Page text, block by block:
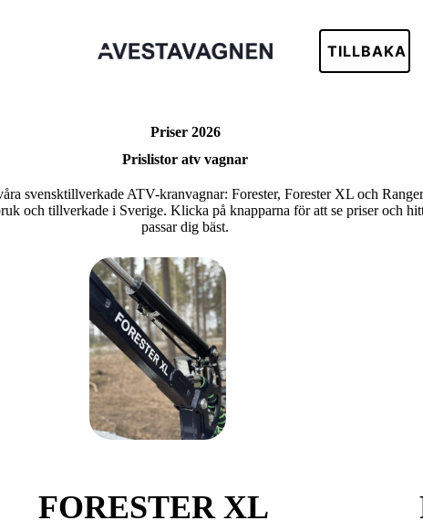
TILLBAKA
Priser 2026
Prislistor atv vagnar
svensktillverkade ATV-kranvagnar: Forester, Forester XL och
och tillverkade i Sverige. Klicka på knapparna för att se priser och
passar dig bäst.
FORESTER XL